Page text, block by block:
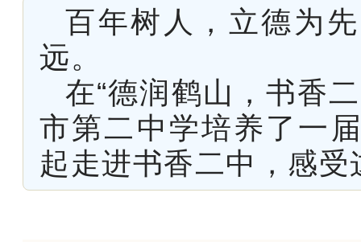
百年树人，立德为
远。
在“德润鹤山，书香
市第二中学培养了一
起走进书香二中，感